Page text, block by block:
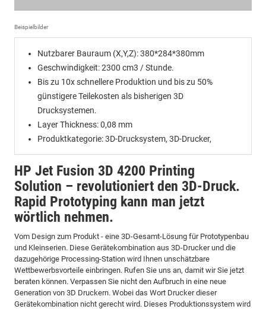
Beispielbilder
Nutzbarer Bauraum (X,Y,Z): 380*284*380mm
Geschwindigkeit: 2300 cm3 / Stunde.
Bis zu 10x schnellere Produktion und bis zu 50%
günstigere Teilekosten als bisherigen 3D
Drucksystemen.
Layer Thickness: 0,08 mm
Produktkategorie: 3D-Drucksystem, 3D-Drucker,
HP Jet Fusion 3D 4200 Printing
Solution – revolutioniert den 3D-Druck.
Rapid Prototyping kann man jetzt
wörtlich nehmen.
Vom Design zum Produkt - eine 3D-Gesamt-Lösung für Prototypenbau
und Kleinserien. Diese Gerätekombination aus 3D-Drucker und die
dazugehörige Processing-Station wird Ihnen unschätzbare
Wettbewerbsvorteile einbringen. Rufen Sie uns an, damit wir Sie jetzt
beraten können. Verpassen Sie nicht den Aufbruch in eine neue
Generation von 3D Druckern. Wobei das Wort Drucker dieser
Gerätekombination nicht gerecht wird. Dieses Produktionssystem wird